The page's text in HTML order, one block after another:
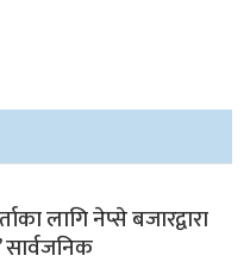
लागि नेप्से बजारद्वारा
सार्वजनिक